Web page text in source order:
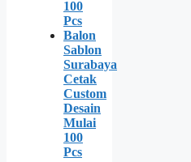
100
Pcs
Balon
Sablon
Surabaya
Cetak
Custom
Desain
Mulai
100
Pcs